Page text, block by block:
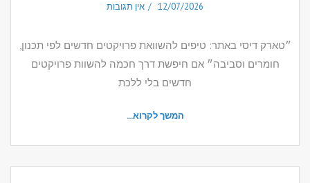
12/07/2026 אין תגובות
״טארק דיסי באתר: טיפים להשוואת פרויקטים חדשים לפי תכנון,
חומרים וסביבה״ אם חיפשת דרך חכמה להשוות פרויקטים
חדשים בלי ללכת
המשך לקרוא...